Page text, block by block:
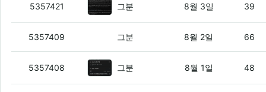
5357421 머드게임 만들고 있는데 QA에서
그분 8월 3일 39
5357409 코덱스 쓰다가 프로라이트 주간 한도 하
그분 8월 2일 66
5357408 코덱스 이상해진듯.. sol로 너댓시
그분 8월 1일 48